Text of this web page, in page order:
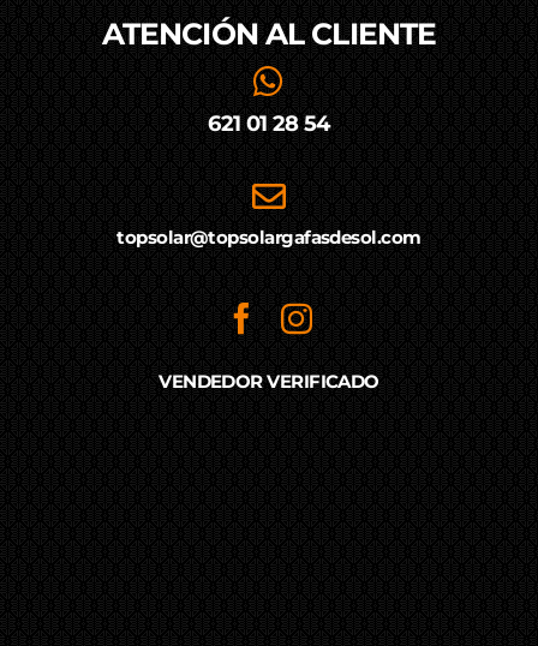
ATENCIÓN AL CLIENTE
621 01 28 54
topsolar@topsolargafasdesol.com
VENDEDOR VERIFICADO